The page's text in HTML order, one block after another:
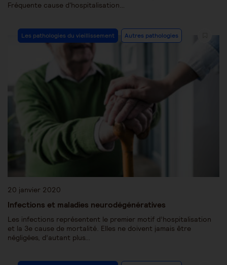
Fréquente cause d'hospitalisation…
Les pathologies du vieillissement Autres pathologies
20 janvier 2020
Infections et maladies neurodégénératives
Les infections représentent le premier motif d’hospitalisation
et la 3e cause de mortalité. Elles ne doivent jamais être
négligées, d’autant plus…